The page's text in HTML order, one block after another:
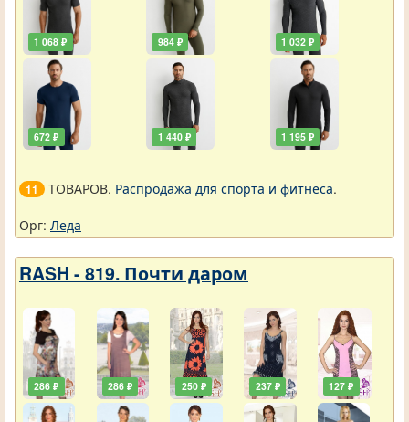
1 068 ₽
672 ₽
984 ₽
1 440 ₽
1 032 ₽
1 195 ₽
11 ТОВАРОВ. Распродажа для спорта и фитнеса.
Орг: Леда
RASH - 819. Почти даром
286 ₽ 286 ₽ 250 ₽ 237 ₽ 127 ₽